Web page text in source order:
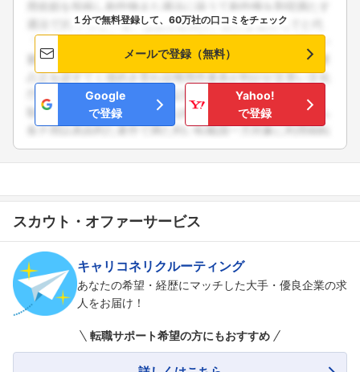
１分で無料登録して、60万社の口コミをチェック
メールで登録（無料）
Google
で登録
Yahoo!
で登録
スカウト・オファーサービス
キャリコネリクルーティング
あなたの希望・経歴にマッチした大手・優良企業の求
人をお届け！
転職サポート希望の方にもおすすめ